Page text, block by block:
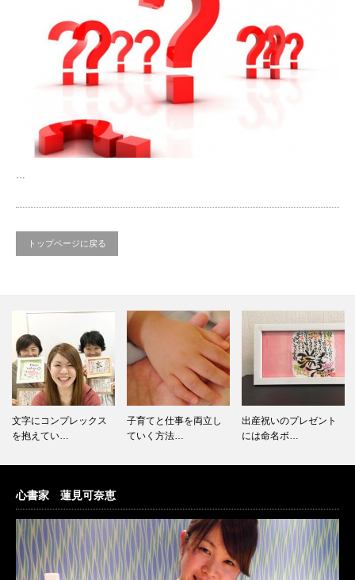
トップページに戻る
文字にコンプレックス
を抱えてい…
子育てと仕事を両立し
ていく方法…
出産祝いのプレゼント
には命名ボ…
心書家 蓮見可奈恵